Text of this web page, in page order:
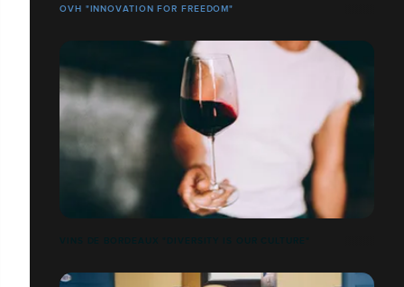
OVH "INNOVATION FOR FREEDOM"
VINS DE BORDEAUX "DIVERSITY IS OUR CULTURE"